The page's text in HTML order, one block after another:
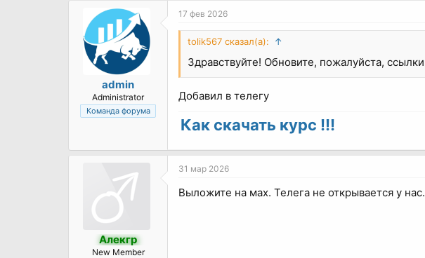
admin
Administrator
Команда форума
17 фев 2026
tolik567 сказал(а): ↑
Здравствуйте! Обновите, пожалуйста, ссылки
Добавил в телегу
Как скачать курс !!!
Алекгр
New Member
31 мар 2026
Выложите на мах. Телега не открывается у нас.